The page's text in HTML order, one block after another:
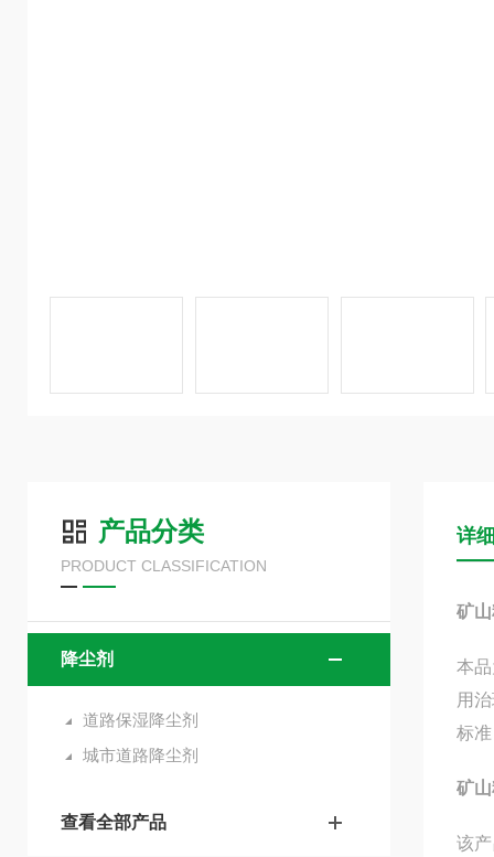
产品分类
PRODUCT CLASSIFICATION
降尘剂
道路保湿降尘剂
城市道路降尘剂
查看全部产品
详
矿
本
用
标
矿
该